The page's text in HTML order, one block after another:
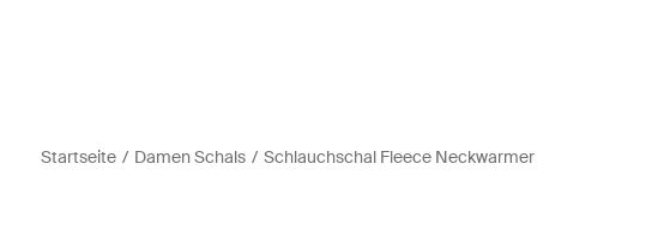
Startseite Damen Schals Schlauchschal Fleece Neckwarmer